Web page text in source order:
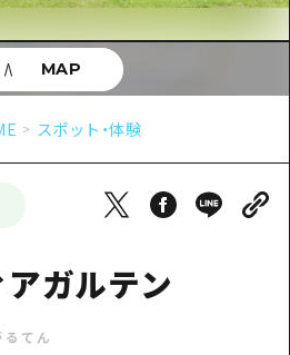
ング
イフ
辺
部
部
報
情報一覧
遊チケット
係者の皆さま
スポット・体験
ガルテン
てん
MAP